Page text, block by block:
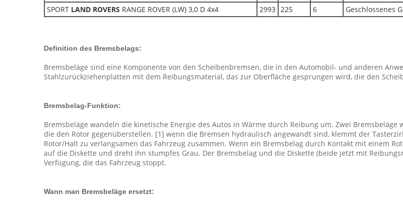
SPORT LAND ROVERS RANGE ROVER (LW) 3,0 D 4x4 2993 225 6 Geschlossenes
Definition des Bremsbelags:
Bremsbeläge sind eine Komponente von den Scheibenbremsen, die in den Automobil- und anderen
Stahlzurückziehenplatten mit dem Reibungsmaterial, das zur Oberfläche gesprungen wird, die den
Bremsbelag-Funktion:
Bremsbeläge wandeln die kinetische Energie des Autos in Wärme durch Reibung um. Zwei
die den Rotor gegenüberstellen. [1] wenn die Bremsen hydraulisch angewandt sind, klemmt der
Rotor/Halt zu verlangsamen das Fahrzeug zusammen. Wenn ein Bremsbelag durch Kontakt mit einem
auf die Diskette und dreht ihn stumpfes Grau. Der Bremsbelag und die Diskette (beide jetzt mit
Verfügung, die das Fahrzeug stoppt.
Wann man Bremsbeläge ersetzt: